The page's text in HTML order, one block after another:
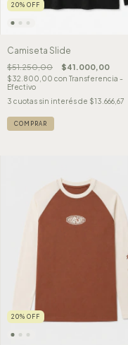
20% OFF
Camiseta Slide
$51.250,00 $41.000,00
$32.800,00 con Transferencia -
Efectivo
3 cuotas sin interés de $13.666,67
COMPRAR
20% OFF